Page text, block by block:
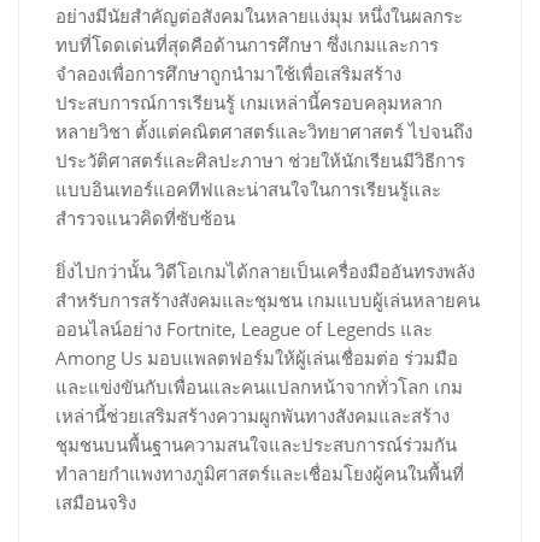
อย่างมีนัยสำคัญต่อสังคมในหลายแง่มุม หนึ่งในผลกระ
ทบที่โดดเด่นที่สุดคือด้านการศึกษา ซึ่งเกมและการ
จำลองเพื่อการศึกษาถูกนำมาใช้เพื่อเสริมสร้าง
ประสบการณ์การเรียนรู้ เกมเหล่านี้ครอบคลุมหลาก
หลายวิชา ตั้งแต่คณิตศาสตร์และวิทยาศาสตร์ ไปจนถึง
ประวัติศาสตร์และศิลปะภาษา ช่วยให้นักเรียนมีวิธีการ
แบบอินเทอร์แอคทีฟและน่าสนใจในการเรียนรู้และ
สำรวจแนวคิดที่ซับซ้อน
ยิ่งไปกว่านั้น วิดีโอเกมได้กลายเป็นเครื่องมืออันทรงพลัง
สำหรับการสร้างสังคมและชุมชน เกมแบบผู้เล่นหลายคน
ออนไลน์อย่าง Fortnite, League of Legends และ
Among Us มอบแพลตฟอร์มให้ผู้เล่นเชื่อมต่อ ร่วมมือ
และแข่งขันกับเพื่อนและคนแปลกหน้าจากทั่วโลก เกม
เหล่านี้ช่วยเสริมสร้างความผูกพันทางสังคมและสร้าง
ชุมชนบนพื้นฐานความสนใจและประสบการณ์ร่วมกัน
ทำลายกำแพงทางภูมิศาสตร์และเชื่อมโยงผู้คนในพื้นที่
เสมือนจริง